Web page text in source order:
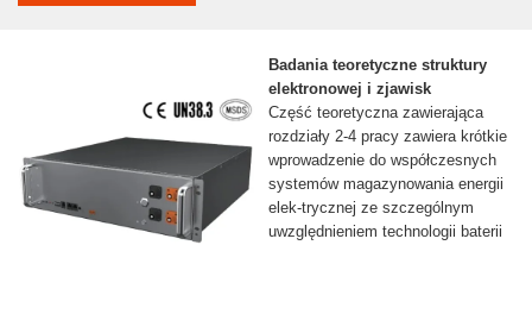
Badania teoretyczne struktury
elektronowej i zjawisk
Część teoretyczna zawierająca
rozdziały 2-4 pracy zawiera krótkie
wprowadzenie do współczesnych
systemów magazynowania energii
elek-trycznej ze szczególnym
uwzględnieniem technologii baterii